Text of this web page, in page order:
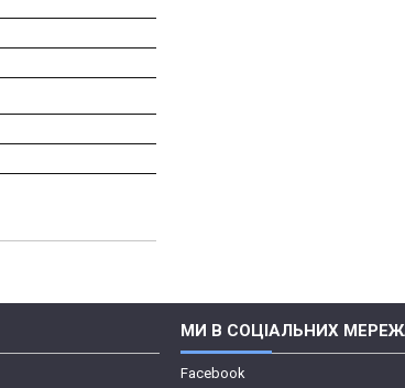
МИ В СОЦІАЛЬНИХ
Facebook